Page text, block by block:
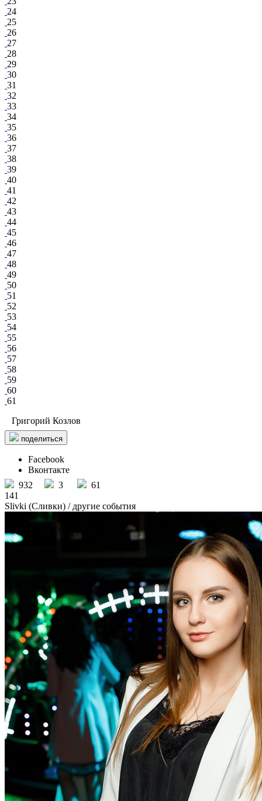
24
25
26
27
28
29
30
31
32
33
34
35
36
37
38
39
40
41
42
43
44
45
46
47
48
49
50
51
52
53
54
55
56
57
58
59
60
61
Григорий Козлов
поделиться
Facebook
Вконтакте
932
3
61
141
Slivki (Сливки) / другие события